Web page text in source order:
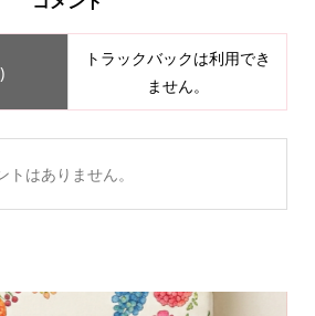
トラックバックは利用でき
ません。
はありません。